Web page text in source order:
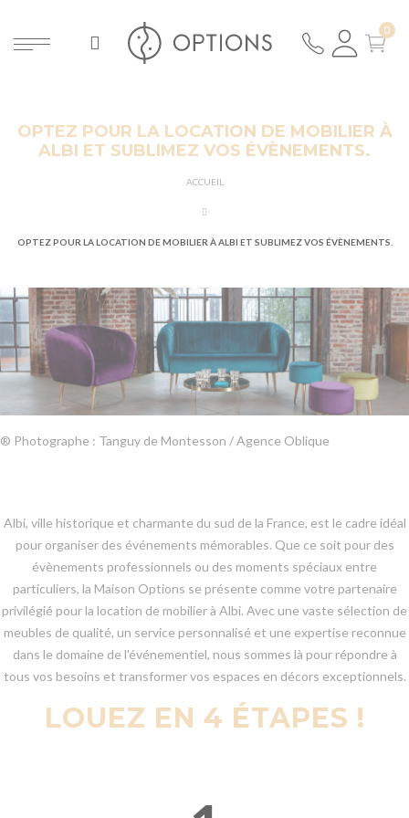
OPTEZ POUR LA LOCATION DE MOBILIER À
ALBI ET SUBLIMEZ VOS ÉVÈNEMENTS.
ACCUEIL
OPTEZ POUR LA LOCATION DE MOBILIER À ALBI ET SUBLIMEZ VOS ÉVÈNEMENTS.
® Photographe : Tanguy de Montesson / Agence Oblique
Albi, ville historique et charmante du sud de la France, est le cadre idéal
pour organiser des événements mémorables. Que ce soit pour des
évènements professionnels ou des moments spéciaux entre
particuliers, la Maison Options se présente comme votre partenaire
privilégié pour la location de mobilier à Albi. Avec une vaste sélection de
meubles de qualité, un service personnalisé et une expertise reconnue
dans le domaine de l'événementiel, nous sommes là pour répondre à
tous vos besoins et transformer vos espaces en décors exceptionnels.
LOUEZ EN 4 ÉTAPES !